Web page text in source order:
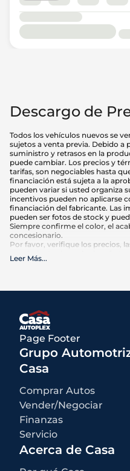
Descargo de
Todos los vehículos nuevos se
sujetos a venta previa. Debido a
suministro y retrasos en la
puede cambiar. Los precios y
tarifas, son negociables hasta
financiación está sujeta a la
pueden variar si usted organiza
incentivos pueden no aplicarse
financiación del fabricante. Las
pueden ser fotos de stock y
Siempre confirme el color, el
concesionario.
Por favor, verifique los precios,
compra. El kilometraje puede
utilizarse sólo para comparación.
Qué está incluido
Los precios anunciados
accesorios instalados por el
transporte de fábrica y
cuales todos los consumidores
descuentos o incentivos
incentivos y precios están
del fabricante.
Qué no está incluido
Todos los precios anunciados
seleccionado por el comprador,
concesionario de $499 para los
impuestos estatales y locales,
Leer Más...
Page Footer
Grupo
Casa
Comprar Autos
Vender/Negociar
Finanzas
Servicio
Acerca de Casa